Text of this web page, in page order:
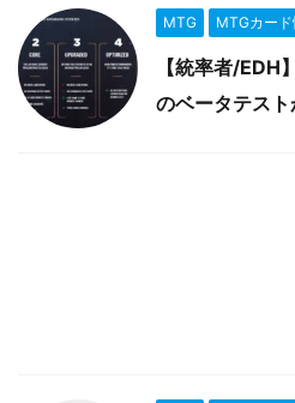
MTG MTGカード
【統率者/EDH
のベータテスト